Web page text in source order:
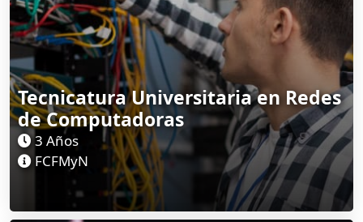
Tecnicatura Universitaria en Redes
de Computadoras
3 Años
FCFMyN